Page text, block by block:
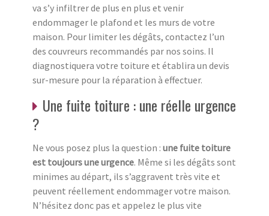
va s’y infiltrer de plus en plus et venir
endommager le plafond et les murs de votre
maison. Pour limiter les dégâts, contactez l’un
des couvreurs recommandés par nos soins. Il
diagnostiquera votre toiture et établira un devis
sur-mesure pour la réparation à effectuer.
Une fuite toiture : une réelle urgence
?
Ne vous posez plus la question : une fuite toiture
est toujours une urgence. Même si les dégâts sont
minimes au départ, ils s’aggravent très vite et
peuvent réellement endommager votre maison.
N’hésitez donc pas et appelez le plus vite